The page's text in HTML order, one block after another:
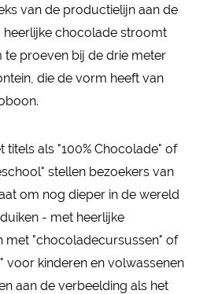
van de productielijn aan de
heerlijke chocolade stroomt
proeven bij de drie meter
die de vorm heeft van
titels als "100% Chocolade" of
stellen bezoekers van
om nog dieper in de wereld
- met heerlijke
met "chocoladecursussen" of
voor kinderen en volwassenen
aan de verbeelding als het